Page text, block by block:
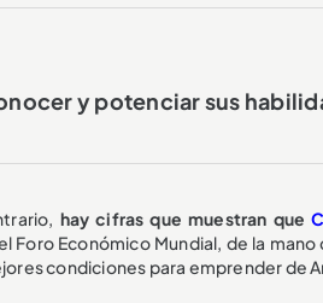
y potenciar sus
hay cifras que muestran que
Foro Económico Mundial, de la
condiciones para emprender de